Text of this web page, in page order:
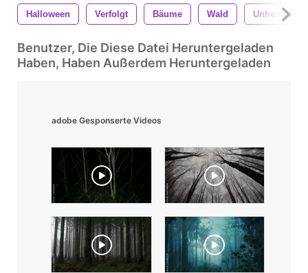
Halloween Verfolgt Bäume Wald Unheimlich
Benutzer, Die Diese Datei Heruntergeladen
Haben, Haben Außerdem Heruntergeladen
adobe Gesponserte Videos